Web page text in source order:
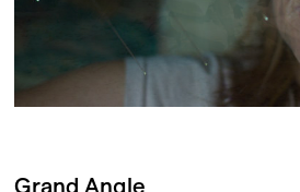
Grand Angle